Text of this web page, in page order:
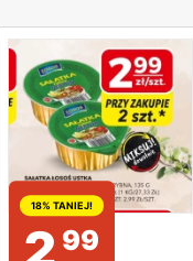
18% TANIEJ!
99